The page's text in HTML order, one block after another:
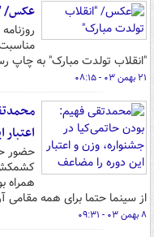
عکس/
مناسبت
"انقلاب تولدت مبارک" به چاپ
۲۱ بهمن ۰۳ - ۰۸:۱۵
حضور
همراه
از سینما حتما برای همه
۸ بهمن ۰۳ - ۰۹:۳۱